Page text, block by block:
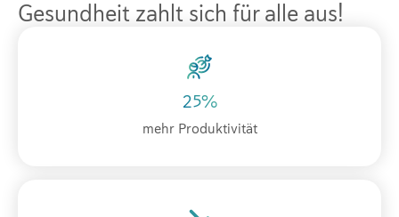
Gesundheit zahlt sich für alle aus!
25%
mehr Produktivität